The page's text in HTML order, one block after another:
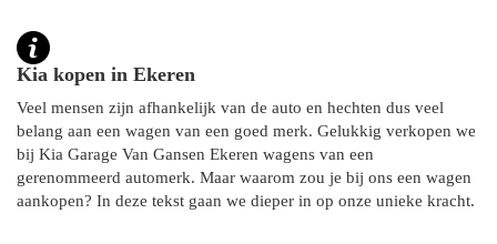
Kia kopen in Ekeren
Veel mensen zijn afhankelijk van de auto en hechten dus veel
belang aan een wagen van een goed merk. Gelukkig verkopen we
bij Kia Garage Van Gansen Ekeren wagens van een
gerenommeerd automerk. Maar waarom zou je bij ons een wagen
aankopen? In deze tekst gaan we dieper in op onze unieke kracht.